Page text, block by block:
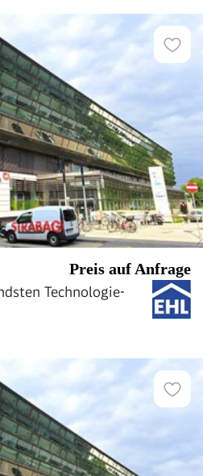
Preis auf Anfrage
Technologie-